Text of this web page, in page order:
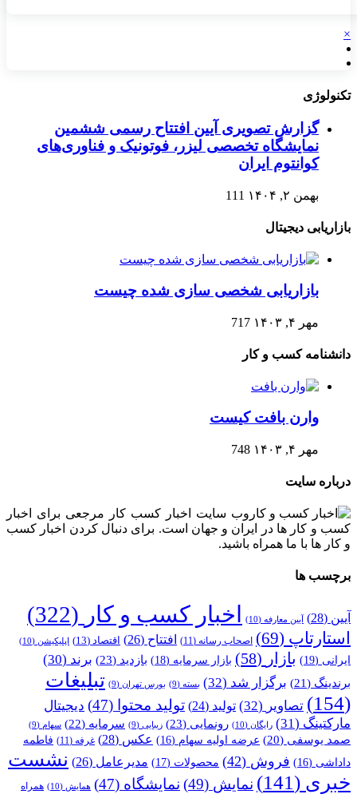
×
تکنولوژی
گزارش تصویری آیین افتتاح رسمی ششمین
نمایشگاه تخصصی لیزر، فوتونیک و فناوری‌های
کوانتوم ایران
بهمن ۲, ۱۴۰۴ 111
بازاریابی دیجیتال
بازاریابی شخصی سازی شده چیست
مهر ۴, ۱۴۰۳ 717
دانشنامه کسب و کار
وارن بافت کیست
مهر ۴, ۱۴۰۳ 748
درباره سایت
وب سایت اخبار کسب کار مرجعی برای اخبار
کسب و کار ها در ایران و جهان است. برای دنبال کردن اخبار کسب
و کار ها با ما همراه باشید.
برچسب ها
آیین (28) آیین معارفه (10) اخبار کسب و کار (322)
استارتاپ (69) اصحاب رسانه (11) افتتاح (26) اقتصاد (13) اپلیکیشن (10)
ایرانی (19) بازار (58) بازار سرمایه (18) بازدید (23) برند (30)
برندینگ (21) برگزار شد (32) بسته (9) بورس تهران (9)
تبلیغات
(154)
تصاویر (32) تولید (24) تولید محتوا (47)
دیجیتال
مارکتینگ (31) رایگان (10) رونمایی (23) زیبایی (9) سرمایه (22) سهام (9)
صمد یوسفی (20) عرضه اولیه سهام (16) عکس (28) غرفه (11)
فاطمه
داداشی (16) فروش (42) محصولات (17) مدیرعامل (26)
نشست
خبری (141) نمایش (49) نمایشگاه (47) همایش (10) همراه